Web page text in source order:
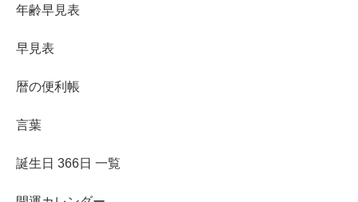
年齢早見表
早見表
暦の便利帳
言葉
誕生日 366日 一覧